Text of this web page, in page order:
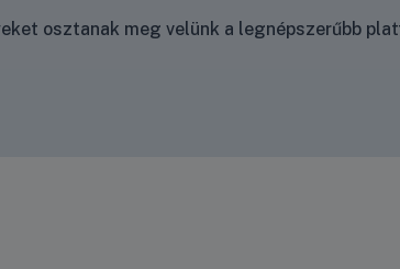
osztanak meg velünk a legnépszerűbb